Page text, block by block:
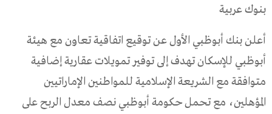
بنوك عربية
أعلن بنك أبوظبي الأول عن توقيع اتفاقية تعاون مع هيئة
أبوظبي للإسكان تهدف إلى توفير تمويلات عقارية إضافية
متوافقة مع الشريعة الإسلامية للمواطنين الإماراتيين
المؤهلين، مع تحمل حكومة أبوظبي نصف معدل الربح على